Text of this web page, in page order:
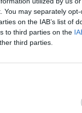
You may separately
on the IAB’s list of
to third parties on the
third parties.